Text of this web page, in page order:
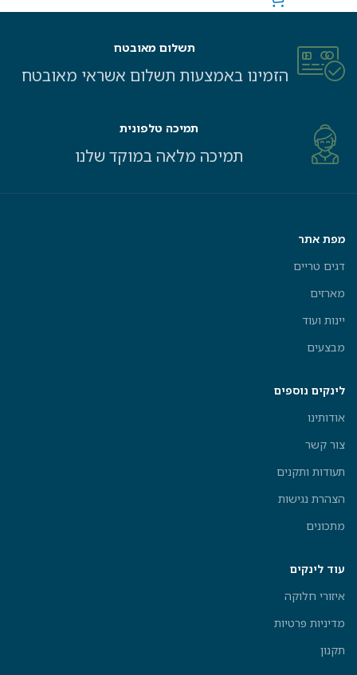
תשלום מאובטח
הזמינו באמצעות תשלום אשראי מאובטח
תמיכה טלפונית
תמיכה מלאה במוקד שלנו
מפת אתר
דגים טריים
מארזים
יינות ועוד
מבצעים
לינקים נוספים
אודותינו
צור קשר
תעודות ותקנים
הצהרת נגישות
מתכונים
עוד לינקים
איזורי חלוקה
מדיניות פרטיות
תקנון